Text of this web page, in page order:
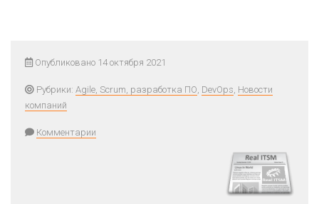
Опубликовано 14 октября 2021
Рубрики: Agile, Scrum, разработка ПО, DevOps, Новости
компаний
Комментарии